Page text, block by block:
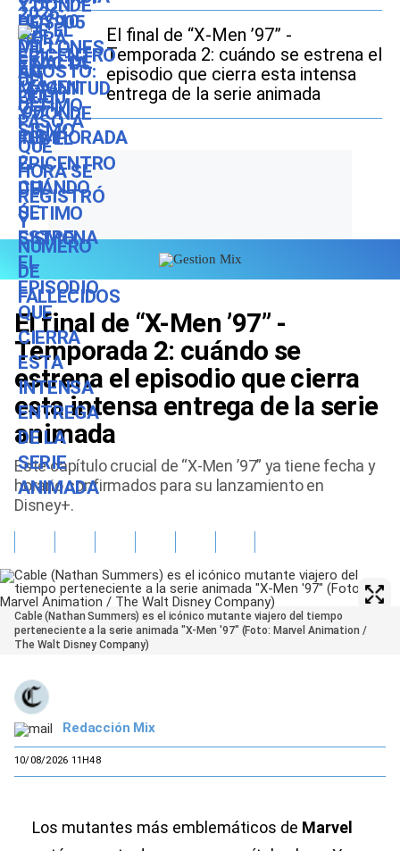
El final de “X-Men ’97” -
Temporada 2: cuándo se estrena el
episodio que cierra esta intensa
entrega de la serie animada